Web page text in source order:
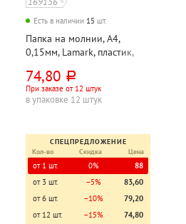
Есть в наличии 15 шт.
Папка на молнии, А4,
0,15мм, Lamark, пластик,
карманом для визиток
74,80 руб.
При заказе от 12 штук
в упаковке 12 штук
СПЕЦПРЕДЛОЖЕНИЕ
Кол-во
Скидка Цена
от 1 шт. 0%
88
от 3 шт.
−5%
83,60
от 6 шт.
−10%
79,20
от 12 шт.
−15% 74,80